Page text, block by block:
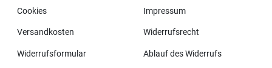
Cookies Impressum
Versandkosten Widerrufsrecht
Widerrufsformular Ablauf des Widerrufs